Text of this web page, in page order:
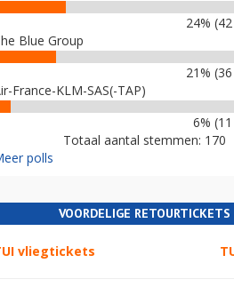
24%
Blue Group
21%
France-KLM-SAS(-TAP)
6%
Totaal aantal stemmen: 170
polls
VOORDELIGE RETOURTICKETS
vliegtickets